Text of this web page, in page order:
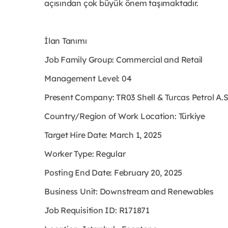
açısından çok büyük önem taşımaktadır.
İlan Tanımı
Job Family Group: Commercial and Retail
Management Level: 04
Present Company: TR03 Shell & Turcas Petrol A.S
Country/Region of Work Location: Türkiye
Target Hire Date: March 1, 2025
Worker Type: Regular
Posting End Date: February 20, 2025
Business Unit: Downstream and Renewables
Job Requisition ID: R171871